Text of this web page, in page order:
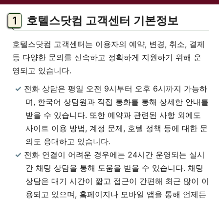
호텔스닷컴 고객센터 기본정보
호텔스닷컴 고객센터는 이용자의 예약, 변경, 취소, 결제
등 다양한 문의를 신속하고 정확하게 지원하기 위해 운
영되고 있습니다.
전화 상담은 평일 오전 9시부터 오후 6시까지 가능하
며, 한국어 상담원과 직접 통화를 통해 상세한 안내를
받을 수 있습니다. 또한 예약과 관련된 사항 외에도
사이트 이용 방법, 계정 문제, 호텔 정책 등에 대한 문
의도 응대하고 있습니다.
전화 연결이 어려운 경우에는 24시간 운영되는 실시
간 채팅 상담을 통해 도움을 받을 수 있습니다. 채팅
상담은 대기 시간이 짧고 접근이 간편해 최근 많이 이
용되고 있으며, 홈페이지나 모바일 앱을 통해 언제든